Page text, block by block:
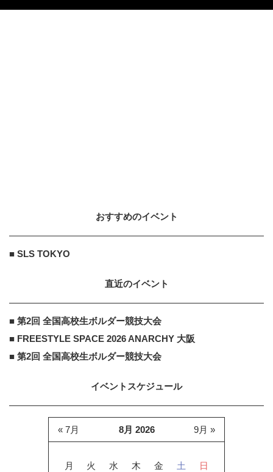
おすすめのイベント
■ SLS TOKYO
直近のイベント
■ 第2回 全国高校生ボルダー競技大会
■ FREESTYLE SPACE 2026 ANARCHY 大阪
■ 第2回 全国高校生ボルダー競技大会
イベントスケジュール
8月 2026
月 火 水 木 金 土 日
« 7月 9月 »